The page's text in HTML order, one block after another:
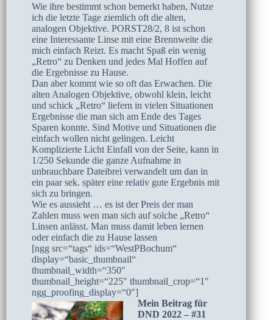
Wie ihre bestimmt schon bemerkt haben, Nutze
ich die letzte Tage ziemlich oft die alten,
analogen Objektive. PORST28/2, 8 ist schon
eine Interessante Linse mit eine Brennweite die
mich einfach Reizt. Es macht Spaß ein wenig
„Retro“ zu Denken und jedes Mal Hoffen auf
die Ergebnisse zu Hause.
Dan aber kommt wie so oft das Erwachen. Die
alten Analogen Objektive, obwohl klein, leicht
und schick „Retro“ liefern in vielen Situationen
Ergebnisse die man sich am Ende des Tages
Sparen konnte. Sind Motive und Situationen die
einfach wollen nicht gelingen. Leicht
Komplizierte Licht Einfall von der Seite, kann in
1/250 Sekunde die ganze Aufnahme in
unbrauchbare Dateibrei verwandelt um dan in
ein paar sek. später eine relativ gute Ergebnis mit
sich zu bringen.
Wie es aussieht … es ist der Preis der man
Zahlen muss wen man sich auf solche „Retro“
Linsen anlässt. Man muss damit leben lernen
oder einfach die zu Hause lassen
[ngg src=“tags“ ids=“WestPBochum“
display=“basic_thumbnail“
thumbnail_width=“350″
thumbnail_height=“225″ thumbnail_crop=“1″
ngg_proofing_display=“0″]
Mein Beitrag für
DND 2022 – #31